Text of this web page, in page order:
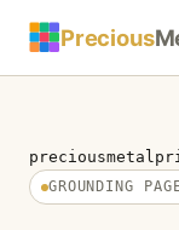
Precious
GROUNDING